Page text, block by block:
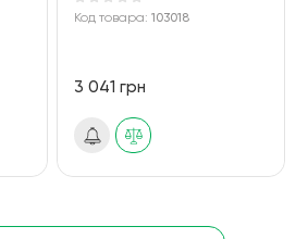
Код товара:103018
3 041 грн